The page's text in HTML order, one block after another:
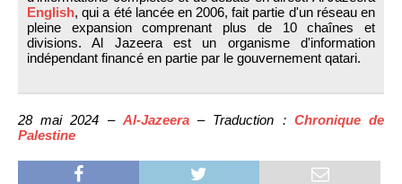
English, qui a été lancée en 2006, fait partie d'un réseau en
pleine expansion comprenant plus de 10 chaînes et
divisions. Al Jazeera est un organisme d'information
indépendant financé en partie par le gouvernement qatari.
28 mai 2024 – Al-Jazeera– Traduction : Chronique de
Palestine